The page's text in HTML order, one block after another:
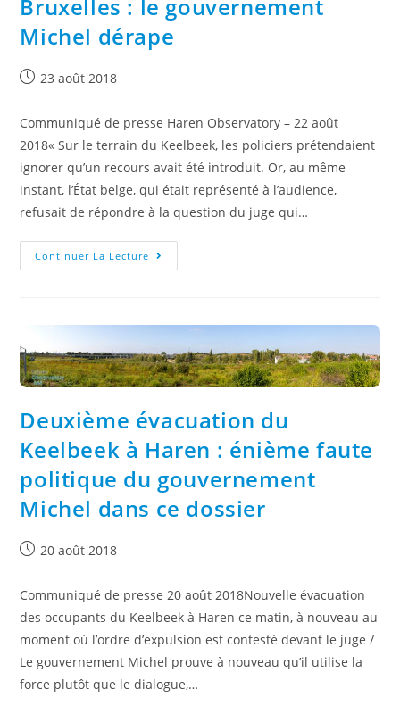
Bruxelles : le gouvernement
Michel dérape
23 août 2018
Communiqué de presse Haren Observatory – 22 août
2018« Sur le terrain du Keelbeek, les policiers prétendaient
ignorer qu’un recours avait été introduit. Or, au même
instant, l’État belge, qui était représenté à l’audience,
refusait de répondre à la question du juge qui…
Continuer La Lecture
Deuxième évacuation du
Keelbeek à Haren : énième faute
politique du gouvernement
Michel dans ce dossier
20 août 2018
Communiqué de presse 20 août 2018Nouvelle évacuation
des occupants du Keelbeek à Haren ce matin, à nouveau au
moment où l’ordre d’expulsion est contesté devant le juge /
Le gouvernement Michel prouve à nouveau qu’il utilise la
force plutôt que le dialogue,…